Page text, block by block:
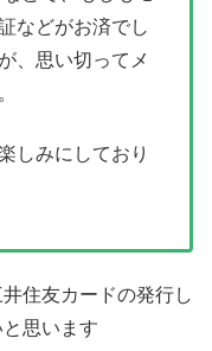
などがお済でし
、思い切ってメ
しみにしており
住友カードの発行し
思います